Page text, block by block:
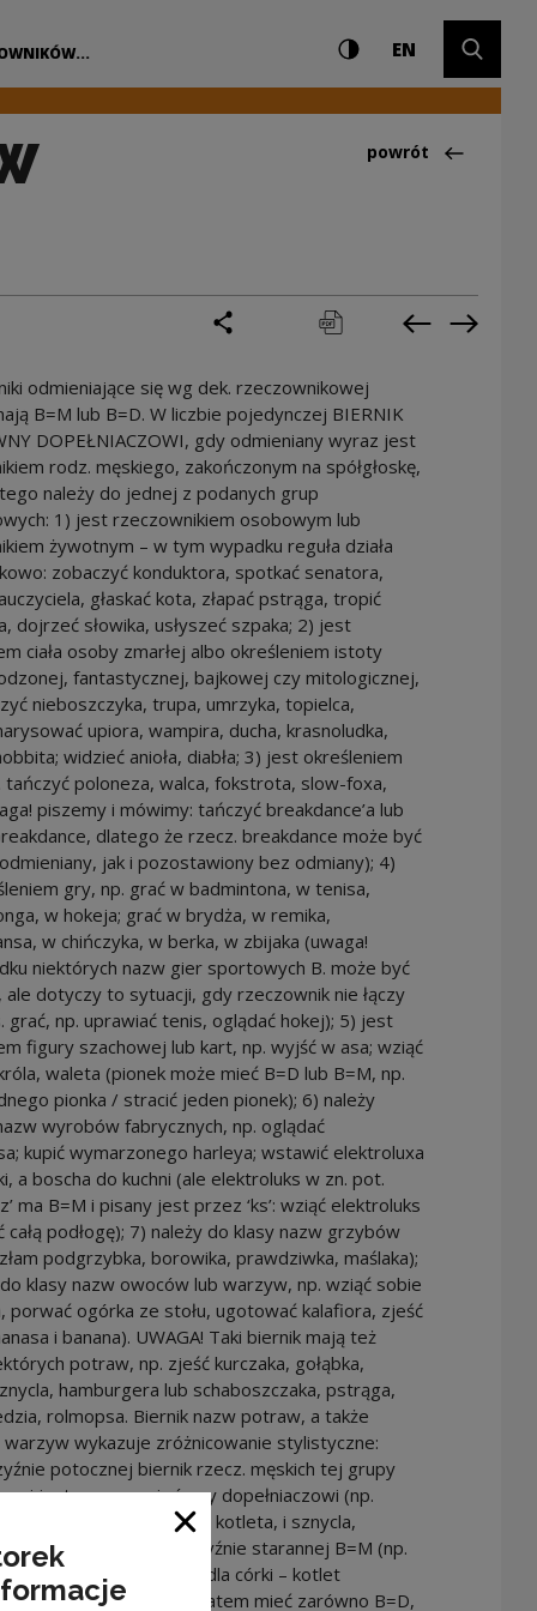
Centrum
Ustawienia iWysoki kontrast
ENCHANGE
Powrót
powrót
podziel się
drukuj pobierz Poprzednia
odmieniające się wg dek. rzeczownikowej
B=M lub B=D. W liczbie pojedynczej BIERNIK
DOPEŁNIACZOWI, gdy odmieniany wyraz jest
rodz. męskiego, zakończonym na spółgłoskę,
należy do jednej z podanych grup
1) jest rzeczownikiem osobowym lub
żywotnym – w tym wypadku reguła działa
zobaczyć konduktora, spotkać senatora,
głaskać kota, złapać pstrąga, tropić
dojrzeć słowika, usłyszeć szpaka; 2) jest
ciała osoby zmarłej albo określeniem istoty
fantastycznej, bajkowej czy mitologicznej,
nieboszczyka, trupa, umrzyka, topielca,
upiora, wampira, ducha, krasnoludka,
widzieć anioła, diabła; 3) jest określeniem
tańczyć poloneza, walca, fokstrota, slow-foxa,
piszemy i mówimy: tańczyć breakdance’a lub
dlatego że rzecz. breakdance może być
jak i pozostawiony bez odmiany); 4)
gry, np. grać w badmintona, w tenisa,
w hokeja; grać w brydża, w remika,
w chińczyka, w berka, w zbijaka (uwaga!
niektórych nazw gier sportowych B. może być
ale dotyczy to sytuacji, gdy rzeczownik nie łączy
grać, np. uprawiać tenis, oglądać hokej); 5) jest
figury szachowej lub kart, np. wyjść w asa; wziąć
waleta (pionek może mieć B=D lub B=M, np.
pionka / stracić jeden pionek); 6) należy
wyrobów fabrycznych, np. oglądać
kupić wymarzonego harleya; wstawić elektroluxa
a boscha do kuchni (ale elektroluks w zn. pot.
ma B=M i pisany jest przez ‘ks’: wziąć elektroluks
całą podłogę); 7) należy do klasy nazw grzybów
podgrzybka, borowika, prawdziwka, maślaka);
klasy nazw owoców lub warzyw, np. wziąć sobie
porwać ogórka ze stołu, ugotować kalafiora, zjeść
i banana). UWAGA! Taki biernik mają też
potraw, np. zjeść kurczaka, gołąbka,
hamburgera lub schaboszczaka, pstrąga,
rolmopsa. Biernik nazw potraw, a także
wykazuje zróżnicowanie stylistyczne:
potocznej biernik rzecz. męskich tej grupy
jest zazwyczaj równy dopełniaczowi (np.
głodny, że mogę zjeść i kotleta, i sznycla,
na raz!), a polszczyźnie starannej B=M (np.
po wiedeńsku, a dla córki – kotlet
Ten sam wyraz może zatem mieć zarówno B=D,
Zamknij okno